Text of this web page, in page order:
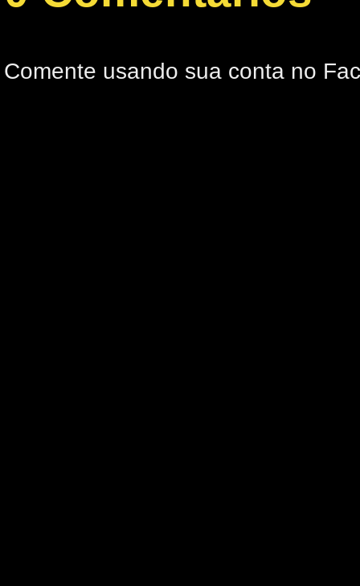
Comente usando sua conta no